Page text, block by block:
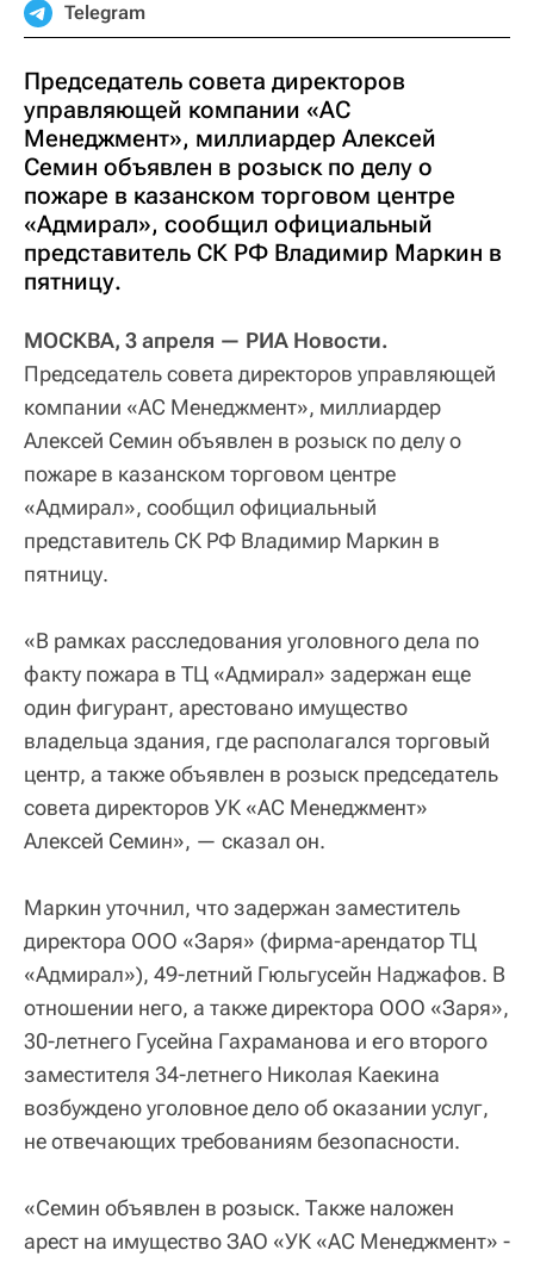
Telegram
Председатель совета директоров
управляющей компании «АС
Менеджмент», миллиардер Алексей
Семин объявлен в розыск по делу о
пожаре в казанском торговом центре
«Адмирал», сообщил официальный
представитель СК РФ Владимир Маркин в
пятницу.
МОСКВА, 3 апреля — РИА Новости.
Председатель совета директоров управляющей
компании «АС Менеджмент», миллиардер
Алексей Семин объявлен в розыск по делу о
пожаре в казанском торговом центре
«Адмирал», сообщил официальный
представитель СК РФ Владимир Маркин в
пятницу.
«В рамках расследования уголовного дела по
факту пожара в ТЦ «Адмирал» задержан еще
один фигурант, арестовано имущество
владельца здания, где располагался торговый
центр, а также объявлен в розыск председатель
совета директоров УК «АС Менеджмент»
Алексей Семин», — сказал он.
Маркин уточнил, что задержан заместитель
директора ООО «Заря» (фирма-арендатор ТЦ
«Адмирал»), 49-летний Гюльгусейн Наджафов. В
отношении него, а также директора ООО «Заря»,
30-летнего Гусейна Гахраманова и его второго
заместителя 34-летнего Николая Каекина
возбуждено уголовное дело об оказании услуг,
не отвечающих требованиям безопасности.
«Семин объявлен в розыск. Также наложен
арест на имущество ЗАО «УК «АС Менеджмент» -